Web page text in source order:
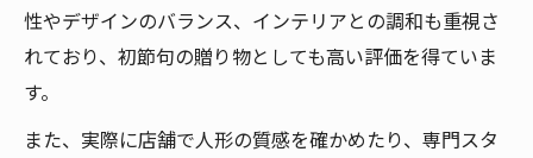
性やデザインのバランス、インテリアとの調和も重視さ
れており、初節句の贈り物としても高い評価を得ていま
す。
また、実際に店舗で人形の質感を確かめたり、専門スタ